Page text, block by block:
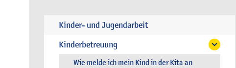
Kinder- und Jugendarbeit
Kinderbetreuung
Wie melde ich mein Kind in der Kita an